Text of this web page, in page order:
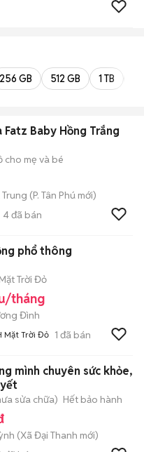
256 GB 512 GB 1 TB
Fatz Baby Hồng Trắng
cho mẹ và bé
(P. Tân Phú mới)
4đã bán
phổ thông
Trời Đỏ
tháng
Đình
Mặt Trời Đỏ 1 đã bán
mình chuyên sức khỏe,
sửa chữa) Hết bảo hành
(Xã Đại Thanh mới)